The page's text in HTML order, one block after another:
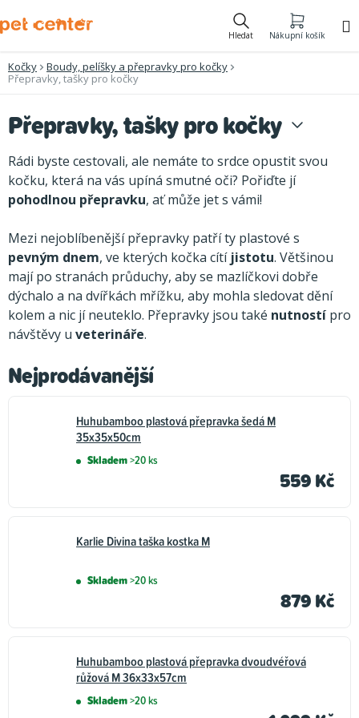
na
Hledat Nákupní košík
Kočky
Boudy, pelíšky a přepravky pro kočky
Přepravky, tašky pro kočky
Přepravky, tašky pro kočky
Rádi byste cestovali, ale nemáte to srdce opustit svou
kočku, která na vás upíná smutné oči? Pořiďte jí
pohodlnou přepravku, ať může jet s vámi!
Mezi nejoblíbenější přepravky patří ty plastové s
pevným dnem, ve kterých kočka cítí jistotu. Většinou
mají po stranách průduchy, aby se mazlíčkovi dobře
dýchalo a na dvířkách mřížku, aby mohla sledovat dění
kolem a nic jí neuteklo. Přepravky jsou také nutností pro
návštěvy u veterináře.
Nejprodávanější
Huhubamboo plastová přepravka šedá M
35x35x50cm
Skladem>20 ks
559 Kč
Karlie Divina taška kostka M
Skladem>20 ks
879 Kč
Huhubamboo plastová přepravka dvoudvéřová
růžová M 36x33x57cm
Skladem>20 ks